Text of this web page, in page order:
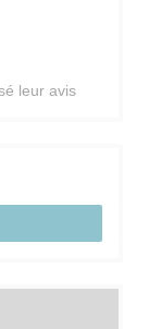
leur avis